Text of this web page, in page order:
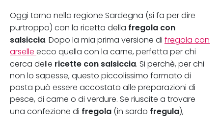
Oggi torno nella regione Sardegna (si fa per dire
purtroppo) con la ricetta della fregola con
salsiccia. Dopo la mia prima versione di fregola con
arselle ecco quella con la carne, perfetta per chi
cerca delle ricette con salsiccia. Si perchè, per chi
non lo sapesse, questo piccolissimo formato di
pasta può essere accostato alle preparazioni di
pesce, di carne o di verdure. Se riuscite a trovare
una confezione di fregola (in sardo fregula),